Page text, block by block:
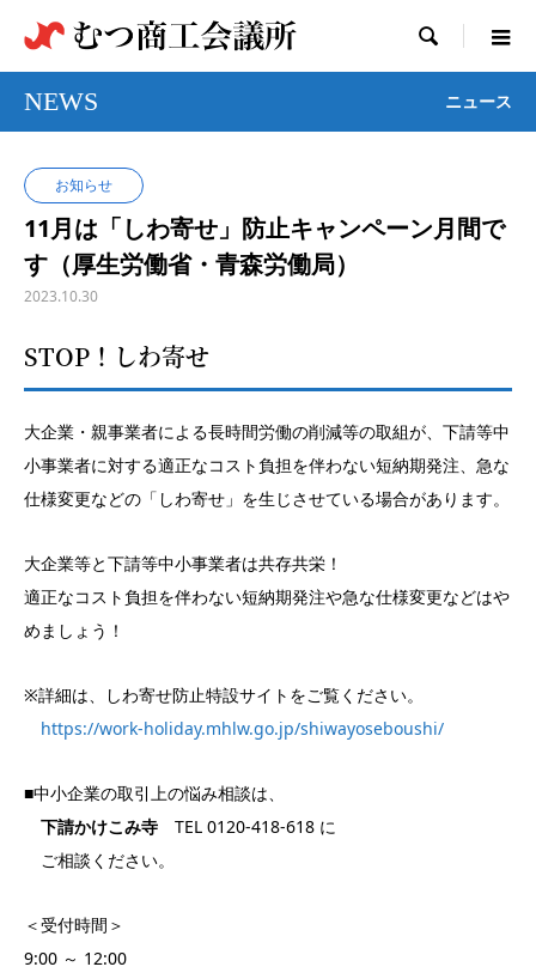

NEWS ニュース
お知らせ
11月は「しわ寄せ」防止キャンペーン月間で
す（厚生労働省・青森労働局）
2023.10.30
STOP！しわ寄せ
大企業・親事業者による長時間労働の削減等の取組が、下請等中
小事業者に対する適正なコスト負担を伴わない短納期発注、急な
仕様変更などの「しわ寄せ」を生じさせている場合があります。
大企業等と下請等中小事業者は共存共栄！
適正なコスト負担を伴わない短納期発注や急な仕様変更などはや
めましょう！
※詳細は、しわ寄せ防止特設サイトをご覧ください。
https://work-holiday.mhlw.go.jp/shiwayoseboushi/
■中小企業の取引上の悩み相談は、
下請かけこみ寺 TEL 0120-418-618 に
ご相談ください。
＜受付時間＞
9:00 ～ 12:00